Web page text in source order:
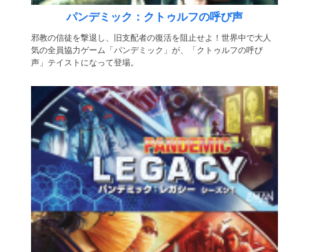
パンデミック：クトゥルフの呼び声
邪教の信徒を撃退し、旧支配者の復活を阻止せよ！世界中で大人
気の全員協力ゲーム「パンデミック」が、「クトゥルフの呼び
声」テイストになって登場。